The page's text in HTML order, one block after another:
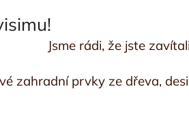
Jsme rádi, že jste
zahradní prvky ze dřeva,